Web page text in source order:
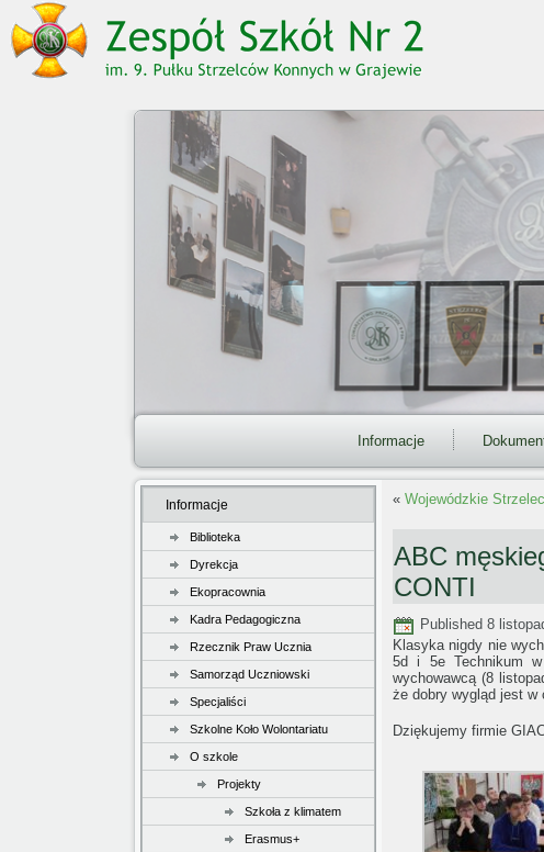
Informacje
Informacje
Biblioteka
Dyrekcja
Ekopracownia
Kadra Pedagogiczna
Rzecznik Praw Ucznia
Samorząd Uczniowski
Specjaliści
Szkolne Koło Wolontariatu
O szkole
Projekty
Szkoła z klimatem
Erasmus+
« Wojewódzkie
ABC
CONTI
Published 8
Klasyka nigdy nie
5d i 5e Technikum
wychowawcą (8
że dobry wygląd jest
Dziękujemy firmie